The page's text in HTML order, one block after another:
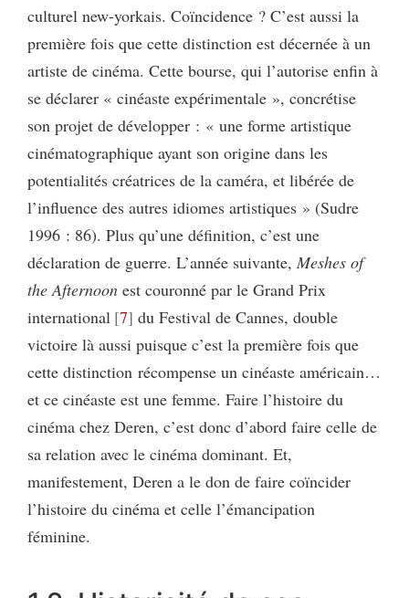
culturel new-yorkais. Coïncidence ? C’est aussi la
première fois que cette distinction est décernée à un
artiste de cinéma. Cette bourse, qui l’autorise enfin à
se déclarer « cinéaste expérimentale », concrétise
son projet de développer : « une forme artistique
cinématographique ayant son origine dans les
potentialités créatrices de la caméra, et libérée de
l’influence des autres idiomes artistiques » (Sudre
1996 : 86). Plus qu’une définition, c’est une
déclaration de guerre. L’année suivante, Meshes of
the Afternoon est couronné par le Grand Prix
international 7 du Festival de Cannes, double
victoire là aussi puisque c’est la première fois que
cette distinction récompense un cinéaste américain…
et ce cinéaste est une femme. Faire l’histoire du
cinéma chez Deren, c’est donc d’abord faire celle de
sa relation avec le cinéma dominant. Et,
manifestement, Deren a le don de faire coïncider
l’histoire du cinéma et celle l’émancipation
féminine.